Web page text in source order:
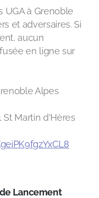
UGA à Grenoble
et adversaires. Si
aucun
en ligne sur
Alpes
St Martin d'Hères
Lancement